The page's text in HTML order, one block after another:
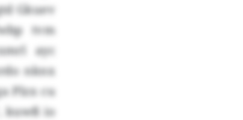
Gkuev
tvm
ayc
nknx
Plzx cu
kuwß io